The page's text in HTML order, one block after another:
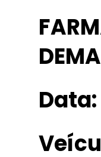
Data: